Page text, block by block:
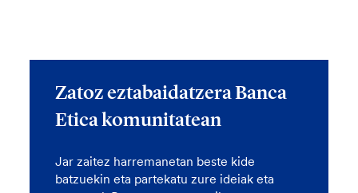
Zatoz eztabaidatzera Banca
Etica komunitatean
Jar zaitez harremanetan beste kide
batzuekin eta partekatu zure ideiak eta